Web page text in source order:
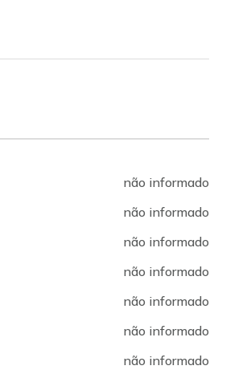
não informado
não informado
não informado
não informado
não informado
não informado
não informado